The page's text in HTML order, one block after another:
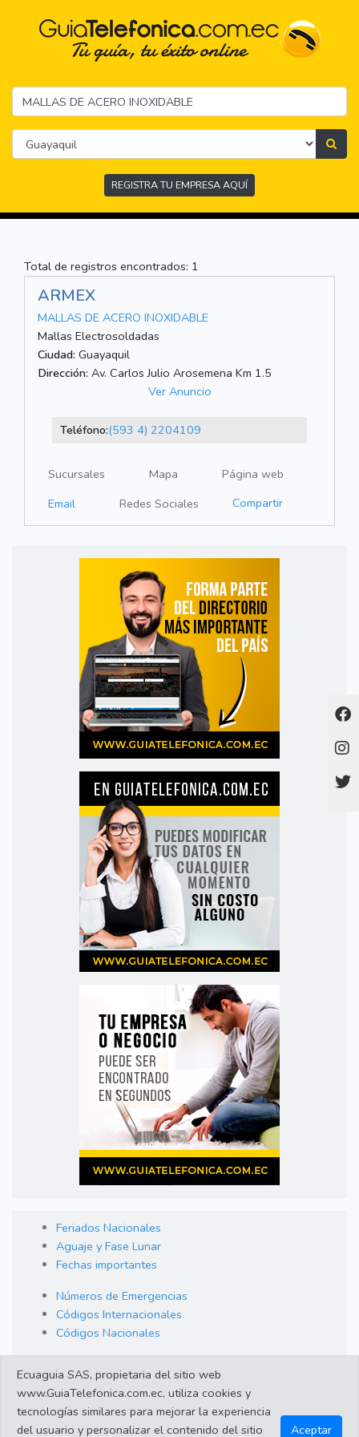
REGISTRA TU EMPRESA AQUÍ
Total de registros encontrados: 1
ARMEX
MALLAS DE ACERO INOXIDABLE
Mallas Electrosoldadas
Ciudad: Guayaquil
Dirección: Av. Carlos Julio Arosemena Km 1.5
Ver Anuncio
Teléfono:(593 4) 2204109
Sucursales Mapa
Página web
Email
Redes Sociales Compartir
Feriados Nacionales
Aguaje y Fase Lunar
Fechas importantes
Números de Emergencias
Códigos Internacionales
Códigos Nacionales
Cambio de Divisas
Enlaces de interes
Ecuaguia SAS, propietaria del sitio web
www.GuiaTelefonica.com.ec, utiliza cookies y
tecnologías similares para mejorar la experiencia
del usuario y personalizar el contenido del sitio
Aceptar